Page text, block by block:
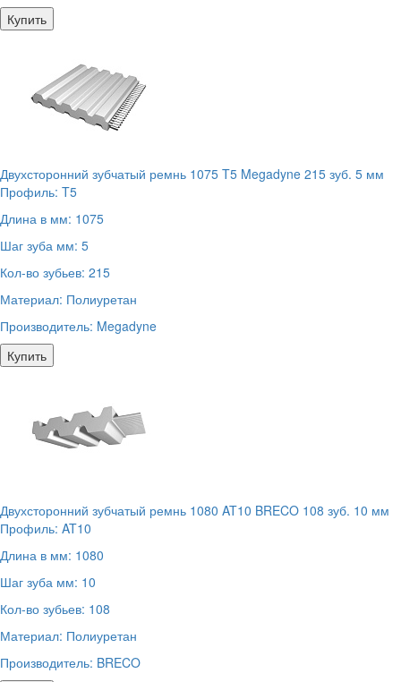
Купить
Двухсторонний зубчатый ремнь 1075 T5 Megadyne 215 зуб. 5 мм
Профиль: T5
Длина в мм: 1075
Шаг зуба мм: 5
Кол-во зубьев: 215
Материал: Полиуретан
Производитель: Megadyne
Купить
Двухсторонний зубчатый ремнь 1080 AT10 BRECO 108 зуб. 10 мм
Профиль: AT10
Длина в мм: 1080
Шаг зуба мм: 10
Кол-во зубьев: 108
Материал: Полиуретан
Производитель: BRECO